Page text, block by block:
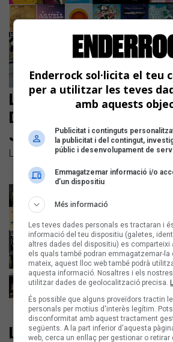
Les noves cançons en
Doctor Prats, Ouineta, i
Júlia Colom
Llistem les noves cançons en català
Les noves cançons en
Enderrock sol·licita el teu
per a utilitzar les teves
amb aquests
Publicitat i continguts
la publicitat i del contingut,
públic i desenvolupament de
Emmagatzemar informació i/o
d’un dispositiu
Més informació
Les teves dades personals es tractaran i
informació del teu dispositiu (galetes,
altres dades del dispositiu) es comparteixi
els quals també podran emmagatzemar-la
mateix, aquest lloc web també podrà
aquesta informació. Nosaltres i els
utilitzar dades de geolocalització precisa.
És possible que alguns proveïdors tractin
personals per motius d'interès legítim.
disconformitat amb aquest tractament
següents. A la part inferior d'aquesta
web, cerca un enllaç per gestionar o